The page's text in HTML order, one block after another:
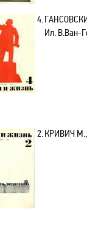
4.
Ил. В.Ван-
2.КРИВИЧ М.,